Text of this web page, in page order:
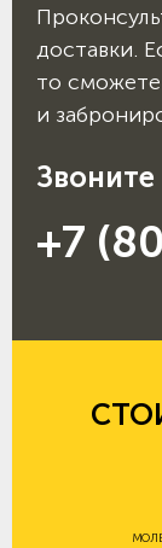
доставки.
то
и
+7